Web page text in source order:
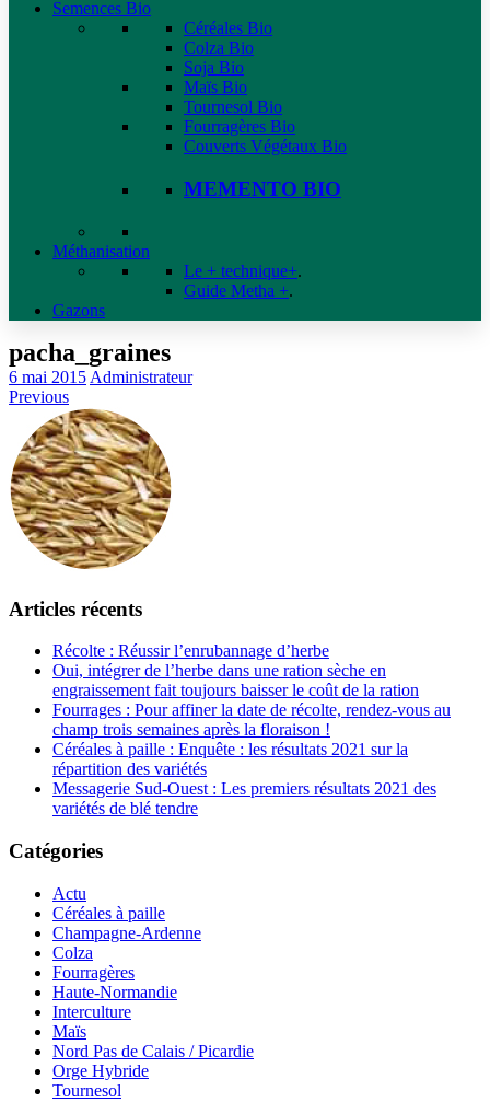
Semences Bio
Céréales Bio
Colza Bio
Soja Bio
Maïs Bio
Tournesol Bio
Fourragères Bio
Couverts Végétaux Bio
MEMENTO BIO
Méthanisation
Le + technique+.
Guide Metha +.
Gazons
pacha_graines
6 mai 2015 Administrateur
Previous
Articles récents
Récolte : Réussir l’enrubannage d’herbe
Oui, intégrer de l’herbe dans une ration sèche en
engraissement fait toujours baisser le coût de la ration
Fourrages : Pour affiner la date de récolte, rendez-vous au
champ trois semaines après la floraison !
Céréales à paille : Enquête : les résultats 2021 sur la
répartition des variétés
Messagerie Sud-Ouest : Les premiers résultats 2021 des
variétés de blé tendre
Catégories
Actu
Céréales à paille
Champagne-Ardenne
Colza
Fourragères
Haute-Normandie
Interculture
Maïs
Nord Pas de Calais / Picardie
Orge Hybride
Tournesol